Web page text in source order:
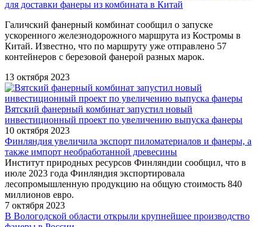
для доставки фанеры из комбината в Китай
Галичский фанерный комбинат сообщил о запуске
ускоренного железнодорожного маршрута из Костромы в
Китай. Известно, что по маршруту уже отправлено 57
контейнеров с березовой фанерой разных марок.
13 октября 2023
Вятский фанерный комбинат запустил новый
инвестиционный проект по увеличению выпуска фанеры
10 октября 2023
Финляндия увеличила экспорт пиломатериалов и фанеры, а
также импорт необработанной древесины
Институт природных ресурсов Финляндии сообщил, что в
июле 2023 года Финляндия экспортировала
лесопромышленную продукцию на общую стоимость 840
миллионов евро.
7 октября 2023
В Вологодской области открыли крупнейшее производство